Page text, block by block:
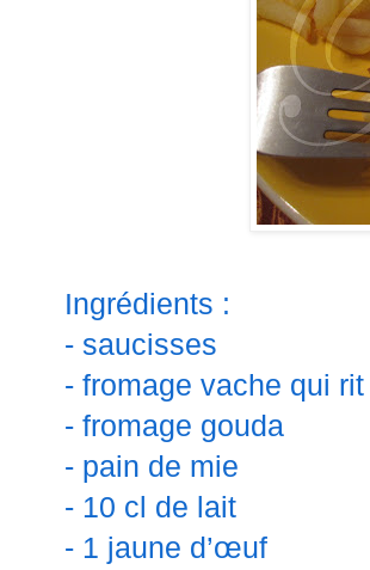
Ingrédients :
- saucisses
- fromage vache qui rit
- fromage gouda
- pain de mie
- 10 cl de lait
- 1 jaune d’œuf